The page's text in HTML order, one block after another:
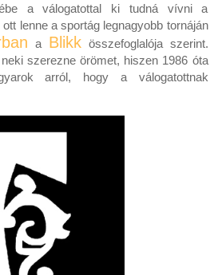
a válogatottal ki tudná vívni a
lenne a sportág legnagyobb tornáján
a Blikkösszefoglalója szerint.
szerezne örömet, hiszen 1986 óta
arról, hogy a válogatottnak